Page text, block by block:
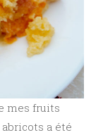
mes fruits
a été